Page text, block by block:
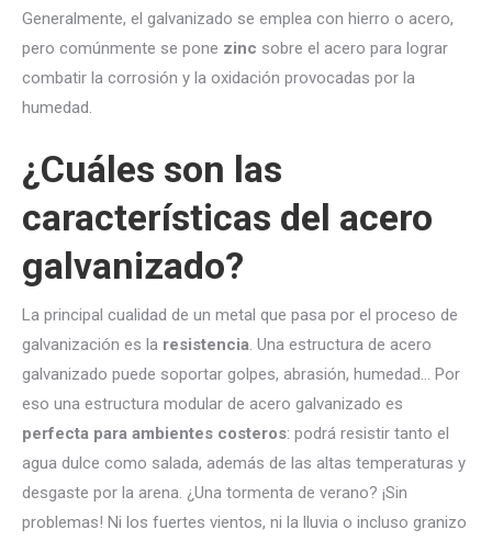
Generalmente, el galvanizado se emplea con hierro o acero,
pero comúnmente se pone zinc sobre el acero para lograr
combatir la corrosión y la oxidación provocadas por la
humedad.
¿Cuáles son las
características del acero
galvanizado?
La principal cualidad de un metal que pasa por el proceso de
galvanización es la resistencia. Una estructura de acero
galvanizado puede soportar golpes, abrasión, humedad… Por
eso una estructura modular de acero galvanizado es
perfecta para ambientes costeros: podrá resistir tanto el
agua dulce como salada, además de las altas temperaturas y
desgaste por la arena. ¿Una tormenta de verano? ¡Sin
problemas! Ni los fuertes vientos, ni la lluvia o incluso granizo